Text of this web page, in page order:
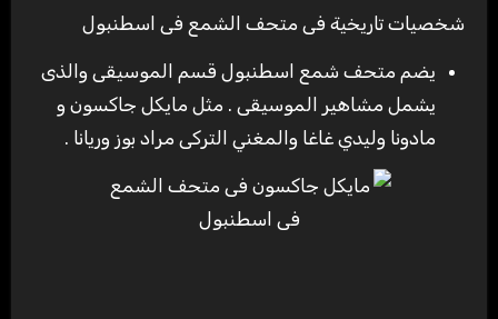
شخصيات تاريخية فى متحف الشمع فى اسطنبول
يضم متحف شمع اسطنبول قسم الموسيقى والذى
يشمل مشاهير الموسيقى . مثل مايكل جاكسون و
مادونا وليدي غاغا والمغني التركى مراد بوز وريانا .